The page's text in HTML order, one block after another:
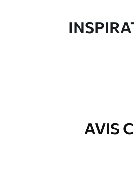
Studio de design Uwalls
Imprimé sur commande et livré en
AVIS